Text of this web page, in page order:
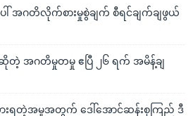
ါ် အဂတိလိုက်စားမှုစွဲချက် စီရင်ချက်ချဖွယ်
တဲ့ အဂတိမှုတမှု ဧပြီ ၂၆ ရက် အမိန့်ချ
ထားရတဲ့အမှုအတွက် ဒေါ်အောင်ဆန်းစုကြည် ဒီ